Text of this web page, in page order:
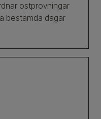
ostprovningar
bestämda dagar